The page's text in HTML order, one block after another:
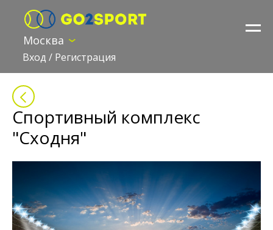
Москва
Вход / Регистрация
Спортивный комплекс
"Сходня"